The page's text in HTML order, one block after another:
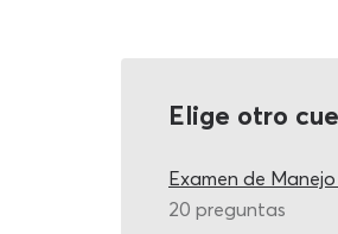
Elige otro
Examen de
20 preguntas